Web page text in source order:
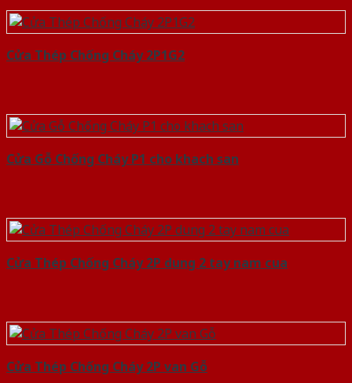
Cửa Thép Chống Cháy 2P1G2
Cửa Gỗ Chống Cháy P1 cho khach san
Cửa Thép Chống Cháy 2P dung 2 tay nam cua
Cửa Thép Chống Cháy 2P van Gỗ